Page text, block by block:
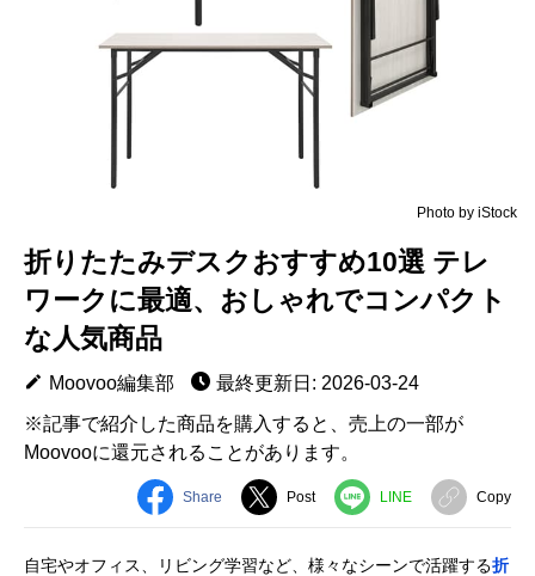
Photo by iStock
折りたたみデスクおすすめ10選 テレ
ワークに最適、おしゃれでコンパクト
な人気商品
Moovoo編集部
最終更新日: 2026-03-24
※記事で紹介した商品を購入すると、売上の一部が
Moovooに還元されることがあります。
Share Post LINE Copy
自宅やオフィス、リビング学習など、様々なシーンで活躍する折